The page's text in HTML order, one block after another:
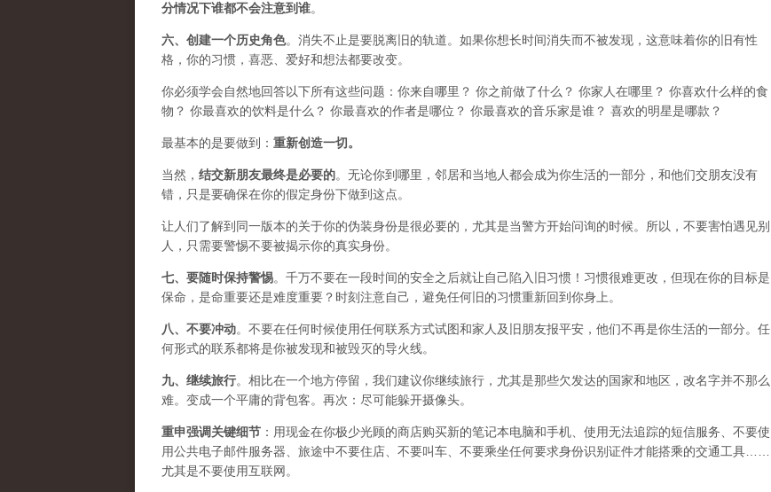
分情况下谁都不会注意到谁。
六、 创建一个历史角色。消失不止是要脱离旧的轨道。如果你想长时间消失而不被发现，这意味着你的旧有性
格，你的习惯，喜恶、爱好和想法都要改变。
你必须学会​​自然地回答以下所有这些问题：你来自哪里？ 你之前做了什么？ 你家人在哪里？ 你喜欢什么样的食
物？ 你最喜欢的饮料是什么？ 你最喜欢的作者是哪位？ 你最喜欢的音乐家是谁？ 喜欢的明星是哪款？
最基本的是要做到： 重新创造一切。
当然， 结交新朋友最终是必要的。无论你到哪里，邻居和当地人都会成为你生活的一部分，和他们交朋友没有
错，只是要确保在你的假定身份下做到这点。
让人们了解到同一版本的关于你的伪装身份是很必要的，尤其是当警方开始问询的时候。所以，不要害怕遇见别
人，只需要警惕不要被揭示你的真实身份。
七、要随时保持警惕。千万不要在一段时间的安全之后就让自己陷入旧习惯！习惯很难更改，但现在你的目标是
保命，是命重要还是难度重要？时刻注意自己，避免任何旧的习惯重新回到你身上。
八、 不要冲动。不要在任何时候使用任何联系方式试图和家人及旧朋友报平安，他们不再是你生活的一部分。任
何形式的联系都将是你被发现和被毁灭的导火线。
九、 继续旅行。相比在一个地方停留，我们建议你继续旅行，尤其是那些欠发达的国家和地区，改名字并不那么
难。变成一个平庸的背包客。再次：尽可能躲开摄像头。
重申强调关键细节 ：用现金在你极少光顾的商店购买新的笔记本电脑和手机、使用无法追踪的短信服务、不要使
用公共电子邮件服务器、旅途中不要住店、不要叫车、不要乘坐任何要求身份识别证件才能搭乘的交通工具……
尤其是不要使用互联网。